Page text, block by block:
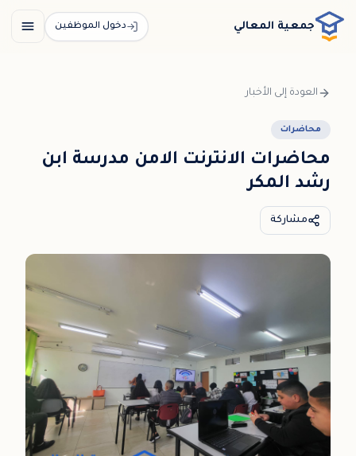
تخطي إلى المحتوى الرئيسي / דלג לתוכן הראשי
جمعية المعالي دخول الموظفين
العودة إلى الأخبار
محاضرات
محاضرات الانترنت الامن مدرسة ابن
رشد المكر
مشاركة